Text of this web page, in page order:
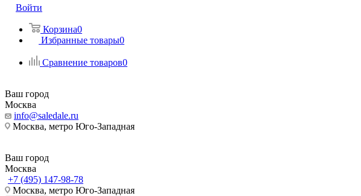
Войти
Корзина0
Избранные товары0
Сравнение товаров0
Ваш город
Москва
info@saledale.ru
Москва, метро Юго-Западная
Ваш город
Москва
+7 (495) 147-98-78
Москва, метро Юго-Западная